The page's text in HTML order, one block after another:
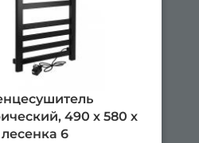
490 х 580 х
6